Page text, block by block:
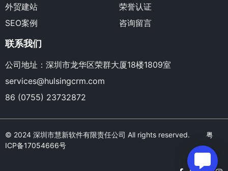
外贸建站
SEO案例
荣誉认证
咨询留言
联系我们
公司地址：深圳市龙华区荣群大厦18楼1809室
services@hulsingcrm.com
86 (0755) 23732872
© 2024 深圳市慧新软件有限责任公司 All rights reserved. 粤
ICP备17054666号